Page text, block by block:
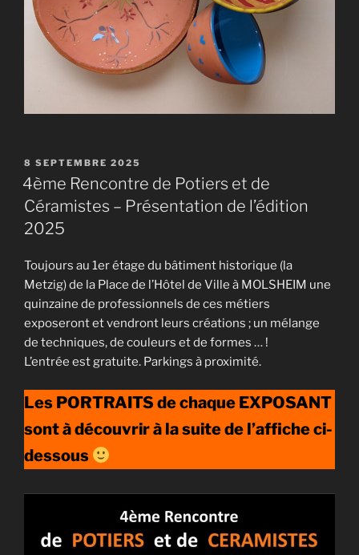
PUBLIÉ
LE
8 SEPTEMBRE 2025
4ème Rencontre de Potiers et de
Céramistes – Présentation de l’édition
2025
Toujours au 1er étage du bâtiment historique (la
Metzig) de la Place de l’Hôtel de Ville à MOLSHEIM une
quinzaine de professionnels de ces métiers
exposeront et vendront leurs créations ; un mélange
de techniques, de couleurs et de formes … !
L’entrée est gratuite. Parkings à proximité.
Les PORTRAITS de chaque EXPOSANT
sont à découvrirà la suite de l’afficheci-
dessous